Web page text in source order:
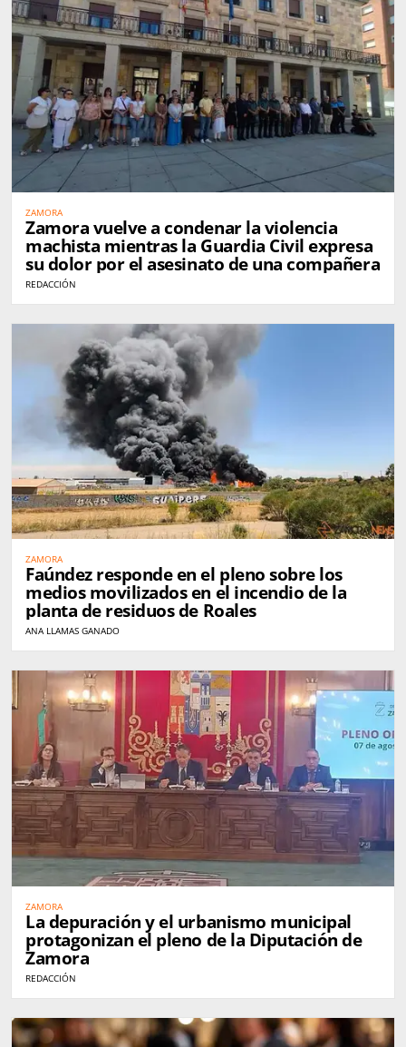
ZAMORA
Zamora vuelve a condenar la violencia
machista mientras la Guardia Civil expresa
su dolor por el asesinato de una compañera
REDACCIÓN
ZAMORA
Faúndez responde en el pleno sobre los
medios movilizados en el incendio de la
planta de residuos de Roales
ANA LLAMAS GANADO
ZAMORA
La depuración y el urbanismo municipal
protagonizan el pleno de la Diputación de
Zamora
REDACCIÓN